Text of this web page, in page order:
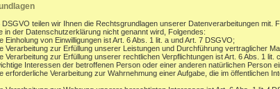
teilen wir Ihnen die Rechtsgrundlagen unserer Datenverarbeitungen
in der Datenschutzerklärung nicht genannt wird, Folgendes:
Einholung von Einwilligungen ist Art. 6 Abs. 1 lit. a und Art. 7 DSGVO;
Verarbeitung zur Erfüllung unserer Leistungen und Durchführung vertraglicher
Verarbeitung zur Erfüllung unserer rechtlichen Verpflichtungen ist Art. 6 Abs. 1 lit.
Interessen der betroffenen Person oder einer anderen natürlichen Person
erforderliche Verarbeitung zur Wahrnehmung einer Aufgabe, die im öffentlichen